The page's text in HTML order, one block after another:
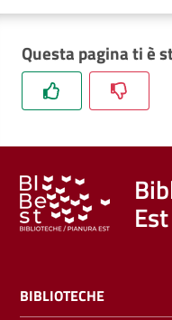
Trova
libri
film
Calendario
Questa pagina ti è
Est
BIBLIOTECHE